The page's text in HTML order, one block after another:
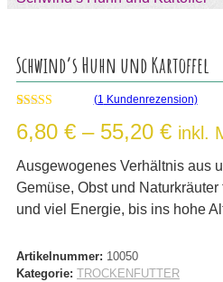
Schwind’s Huhn und Kartoffel
5.00von 5,
basierend auf
Kundenbewertung
(1 Kundenrezension)
6,80 € – 55,20 €
6,80
bis
inkl.
Ausgewogenes Verhältnis aus
Gemüse, Obst und
und viel Energie, bis ins hohe
Artikelnummer: 10050
Kategorie: TROCKENFUTTER